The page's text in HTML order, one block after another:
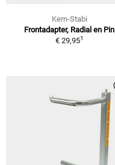
Kern-Stabi
Frontadapter, Radial en Pin
€ 29,951